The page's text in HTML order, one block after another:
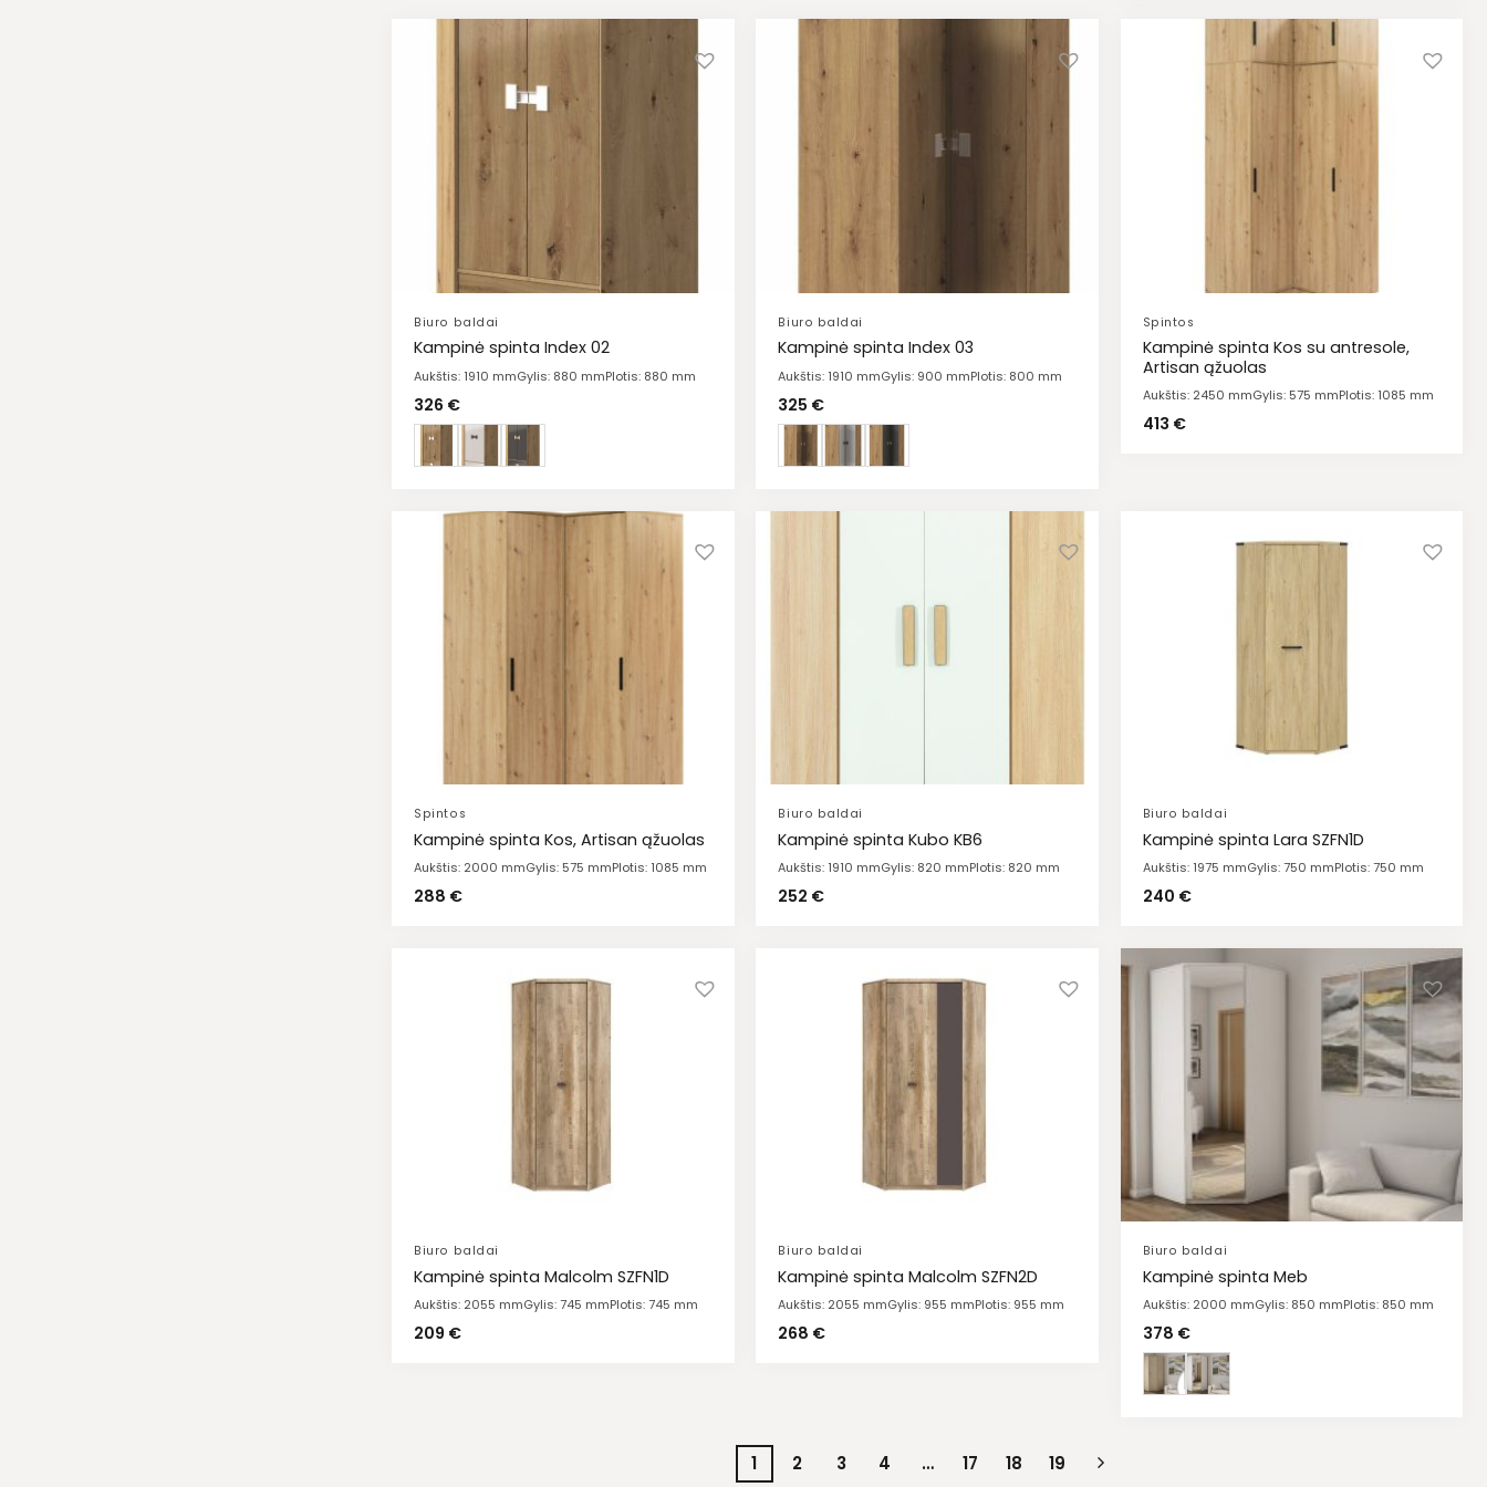
Biuro baldai
Kampinė spinta Index 02
Aukštis: 1910 mmGylis: 880 mmPlotis: 880 mm
326 €
Biuro baldai
Kampinė spinta Index 03
Aukštis: 1910 mmGylis: 900 mmPlotis: 800 mm
325 €
Spintos
Kampinė spinta Kos su antresole,
Artisan ąžuolas
Aukštis: 2450 mmGylis: 575 mmPlotis: 1085 mm
413 €
Spintos
Kampinė spinta Kos, Artisan ąžuolas
Aukštis: 2000 mmGylis: 575 mmPlotis: 1085 mm
288 €
Biuro baldai
Kampinė spinta Kubo KB6
Aukštis: 1910 mmGylis: 820 mmPlotis: 820 mm
252 €
Biuro baldai
Kampinė spinta Lara SZFN1D
Aukštis: 1975 mmGylis: 750 mmPlotis: 750 mm
240 €
Biuro baldai
Kampinė spinta Malcolm SZFN1D
Aukštis: 2055 mmGylis: 745 mmPlotis: 745 mm
209 €
Biuro baldai
Kampinė spinta Malcolm SZFN2D
Aukštis: 2055 mmGylis: 955 mmPlotis: 955 mm
268 €
Biuro baldai
Kampinė spinta Meb
Aukštis: 2000 mmGylis: 850 mmPlotis: 850 mm
378 €
1 2 3 4 … 17 18 19